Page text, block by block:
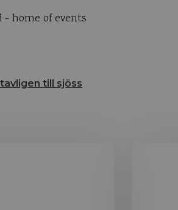
till sjöss